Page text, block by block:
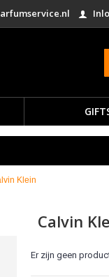
Klein
Calvin
Er zijn geen